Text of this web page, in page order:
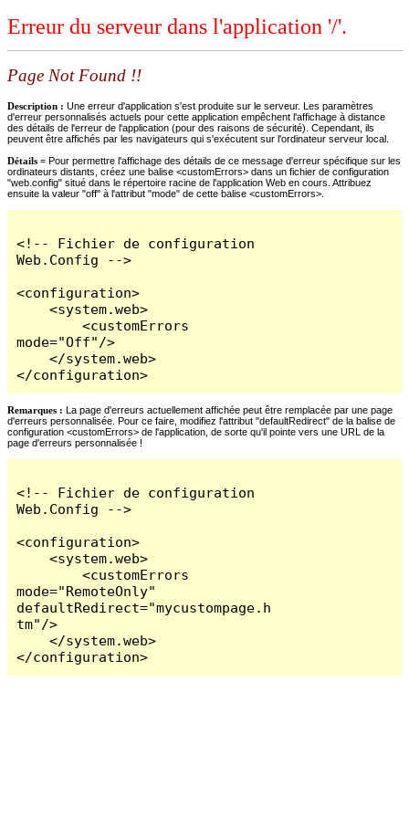
Erreur du serveur dans l'application '/'.
Page Not Found !!
Description : Une erreur d'application s'est produite sur le serveur. Les paramètres
d'erreur personnalisés actuels pour cette application empêchent l'affichage à distance
des détails de l'erreur de l'application (pour des raisons de sécurité). Cependant, ils
peuvent être affichés par les navigateurs qui s'exécutent sur l'ordinateur serveur local.
Détails = Pour permettre l'affichage des détails de ce message d'erreur spécifique sur les
ordinateurs distants, créez une balise <customErrors> dans un fichier de configuration
"web.config" situé dans le répertoire racine de l'application Web en cours. Attribuez
ensuite la valeur "off" à l'attribut "mode" de cette balise <customErrors>.
<!-- Fichier de configuration
Web.Config -->
<configuration>
    <system.web>
        <customErrors
mode="Off"/>
    </system.web>
</configuration>
Remarques : La page d'erreurs actuellement affichée peut être remplacée par une page
d'erreurs personnalisée. Pour ce faire, modifiez l'attribut "defaultRedirect" de la balise de
configuration <customErrors> de l'application, de sorte qu'il pointe vers une URL de la
page d'erreurs personnalisée !
<!-- Fichier de configuration
Web.Config -->
<configuration>
    <system.web>
        <customErrors
mode="RemoteOnly"
defaultRedirect="mycustompage.h
tm"/>
    </system.web>
</configuration>